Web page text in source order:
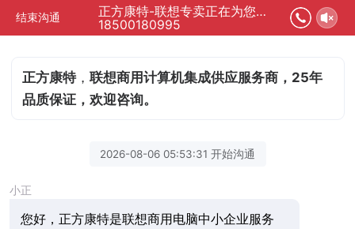
结束沟通
正方康特-联想专卖正在为您服务
18500180995
正方康特，联想商用计算机集成供应服务商，25年
品质保证，欢迎咨询。
2026-08-06 05:53:31 开始沟通
小正
您好，正方康特是联想商用电脑中小企业服务